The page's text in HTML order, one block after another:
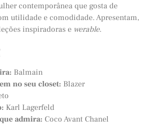
contemporânea que gosta de
utilidade e comodidade. Apresentam,
inspiradoras e werable.
Balmain
no seu closet: Blazer
Karl Lagerfeld
admira: Coco Avant Chanel